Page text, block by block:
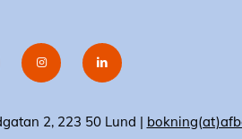
2, 223 50 Lund |